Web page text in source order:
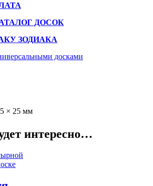
ДОСОК
ЗОДИАКА
досками
× 25 мм
интересно…